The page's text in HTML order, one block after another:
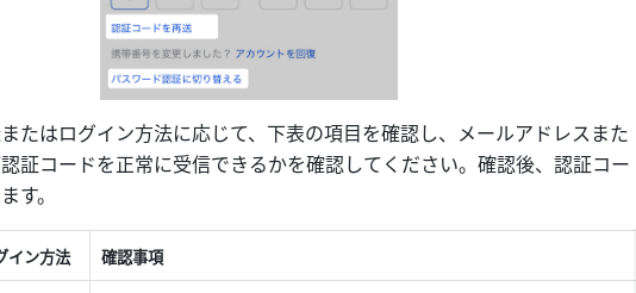
たはログイン方法に応じて、下表の項目を確認し、メールアドレスまた
証コードを正常に受信できるかを確認してください。確認後、認証コー
す。
イン方法 確認事項